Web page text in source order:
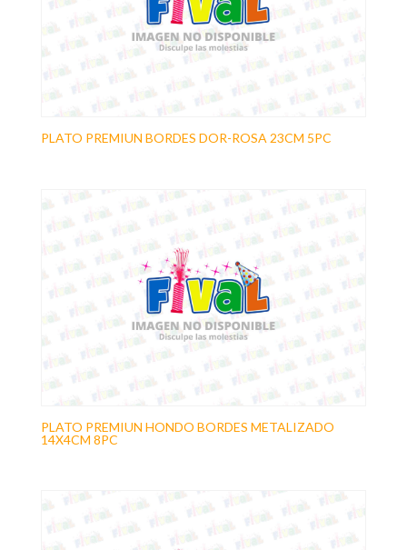
PLATO PREMIUN BORDES DOR-ROSA 23CM 5PC
PLATO PREMIUN HONDO BORDES METALIZADO
14X4CM 8PC